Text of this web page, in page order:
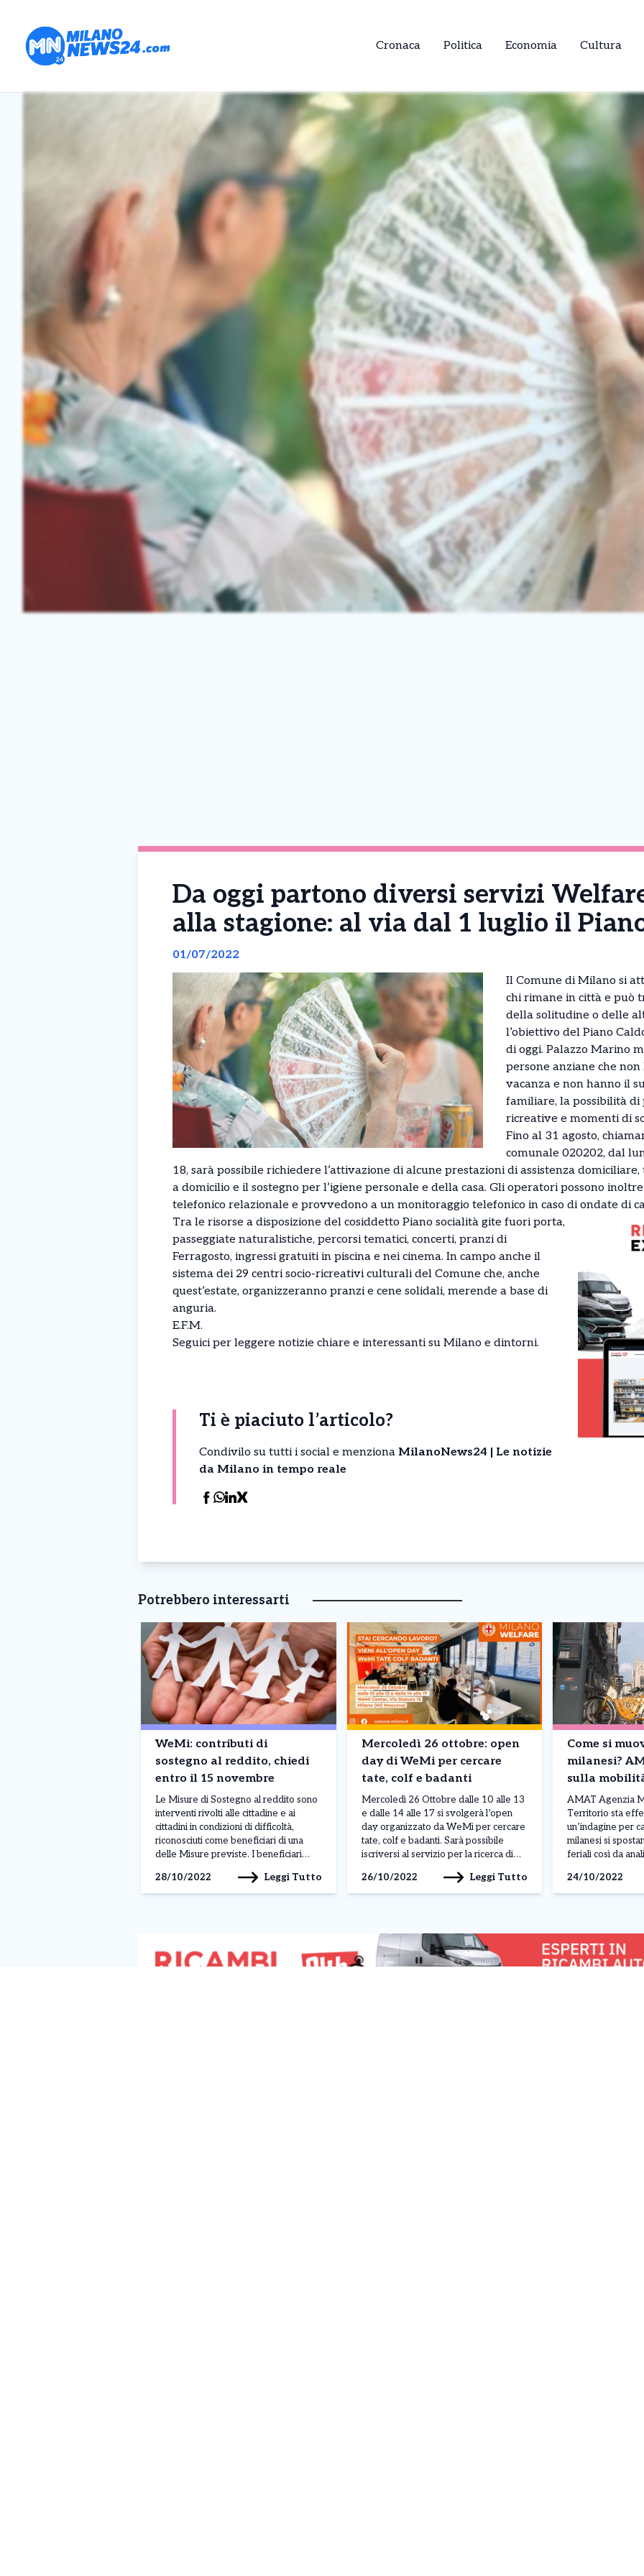
Cronaca Politica Economia Cultura
Da oggi partono diversi servizi
alla stagione: al via dal 1 luglio il
01/07/2022
Il Comune di Milano si
chi rimane in città e può
della solitudine o delle
l’obiettivo del Piano
di oggi. Palazzo Marino
persone anziane che
vacanza e non hanno il
familiare, la possibilità
ricreative e momenti di
Fino al 31 agosto,
comunale 020202, dal
18, sarà possibile richiedere l’attivazione di alcune prestazioni di assistenza
a domicilio e il sostegno per l’igiene personale e della casa. Gli operatori possono
telefonico relazionale e provvedono a un monitoraggio telefonico in caso di ondate di
Tra le risorse a disposizione del cosiddetto Piano socialità gite fuori porta,
passeggiate naturalistiche, percorsi tematici, concerti, pranzi di
Ferragosto, ingressi gratuiti in piscina e nei cinema. In campo anche il
sistema dei 29 centri socio-ricreativi culturali del Comune che, anche
quest’estate, organizzeranno pranzi e cene solidali, merende a base di
anguria.
E.F.M.
Seguici per leggere notizie chiare e interessanti su Milano e dintorni.
Ti è piaciuto l’articolo?
Condivilo su tutti i social e menziona MilanoNews24 | Le notizie
da Milano in tempo reale
Potrebbero interessarti
WeMi: contributi di
sostegno al reddito, chiedi
entro il 15 novembre
Le Misure di Sostegno al reddito sono
interventi rivolti alle cittadine e ai
cittadini in condizioni di difficoltà,
riconosciuti come beneficiari di una
delle Misure previste. I beneficiari
economico fino ad un massimo di €
1.500 per nucleo familiare. Per
28/10/2022 Leggi Tutto
Mercoledì 26 ottobre: open
day di WeMi per cercare
tate, colf e badanti
Mercoledì 26 Ottobre dalle 10 alle 13
e dalle 14 alle 17 si svolgerà l’open
day organizzato da WeMi per cercare
tate, colf e badanti. Sarà possibile
iscriversi al servizio per la ricerca di
appuntamento, basterà portare con sé
i documenti d’identità, un curriculum e
26/10/2022 Leggi Tutto
Come si
milanesi?
sulla
AMAT Agenzia
Territorio sta
un’indagine per
milanesi si
feriali così da
tramite interviste
online (CAWI), è
12.000,
rappresentativo
24/10/2022